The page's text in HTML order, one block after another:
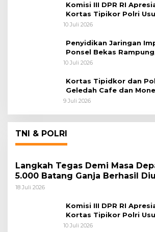
Komisi III DPR RI
Kortas Tipikor Polri
Korupsi Batu Bara
10 Juli 2026
Penyidikan Jaringan
Ponsel Bekas
Tersangka Sudah P-21
10 Juli 2026
Kortas Tipidkor dan
Geledah Cafe dan
9 Juli 2026
TNI & POLRI
Langkah Tegas Demi Masa
5.000 Batang Ganja Berhasil
Koops TNI Habema
18 Juli 2026
Komisi III DPR RI
Kortas Tipikor Polri
Korupsi Batu Bara
10 Juli 2026